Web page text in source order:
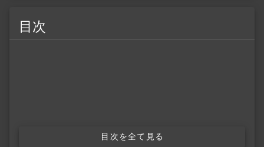
目次
目次を全て見る